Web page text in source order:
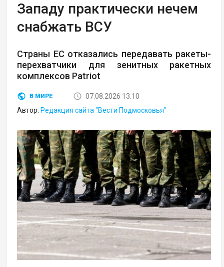
Западу практически нечем
снабжать ВСУ
Страны ЕС отказались передавать ракеты-
перехватчики для зенитных ракетных
комплексов Patriot
В МИРЕ
07.08.2026 13:10
Автор: Редакция сайта "Вести Подмосковья"